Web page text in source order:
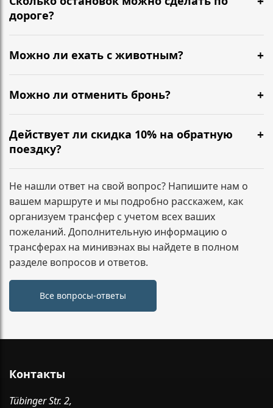
подтверждение, детали поездки и контакты
дороге?
Можно сделать короткие остановки по пути — кофе,
туалет, размяться. Обычно 1–2 разумные паузы не
дополнительным адресам, лучше указать это при
бронировании — зафиксируем маршрут заранее.
Можно ли ехать с животным?
Да, можно. Сообщите заранее, чтобы мы
подготовили салон и согласовали формат
Можно ли отменить бронь?
Да. Условия зависят от времени до подачи
минивэна. Напишите нам, и мы сразу подскажем по
вашему заказу.
Действует ли скидка 10% на обратную
поездку?
Да. При бронировании трансфера туда и обратно
скидка 10% на обратный маршрут применяется
автоматически и фиксируется в подтверждении
заказа.
Не нашли ответ на свой вопрос? Напишите нам о
вашем маршруте и мы подробно расскажем, как
организуем трансфер с учетом всех ваших
пожеланий. Дополнительную информацию о
трансферах на минивэнах вы найдете в полном
разделе вопросов и ответов.
Все вопросы-ответы
Контакты
Tübinger Str. 2,